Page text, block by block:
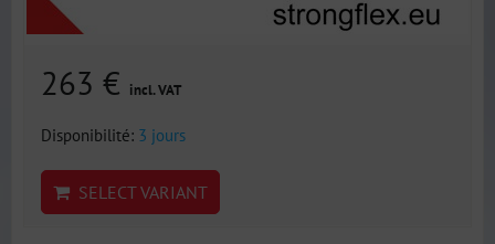
263 € incl. VAT
Disponibilité: 3 jours
SELECT VARIANT